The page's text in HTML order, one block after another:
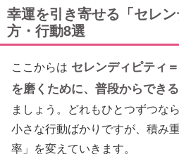
幸運を引き寄せる「セレ
方・行動8選
ここからは セレンディピティ
を磨くために、普段からでき
ましょう。どれもひとつずつな
小さな行動ばかりですが、積み
率」を変えていきます。